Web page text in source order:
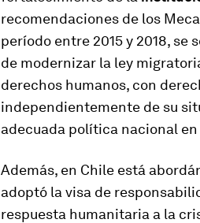
recomendaciones de los
período entre 2015 y 2018, se
de modernizar la ley
derechos humanos, con
independientemente de su
adecuada política nacional en
Además, en Chile está
adoptó la visa de
respuesta humanitaria a la